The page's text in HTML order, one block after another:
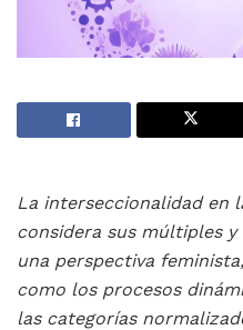
La interseccionalidad en
considera sus múltiples
una perspectiva
como los procesos
las categorías